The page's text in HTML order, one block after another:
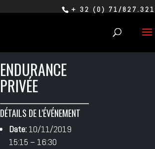
+ 32 (0) 71/827.321
ENDURANCE
PRIVÉE
DÉTAILS DE L'ÉVÉNEMENT
Date: 10/11/2019
15:15 – 16:30